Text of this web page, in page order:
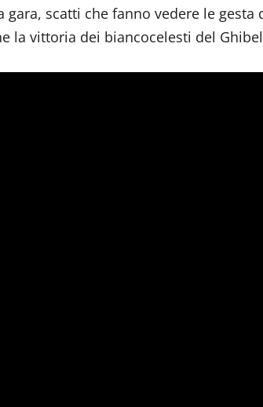
scatti che fanno vedere le gesta
la vittoria dei biancocelesti del